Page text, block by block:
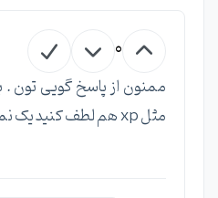
0
ممنون از پاسخ گویی تون .
مثل xp هم لطف کنید یک نمونه کد بزارید. ممنون